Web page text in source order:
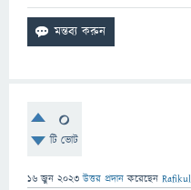
0
টি ভোট
16 জুন 2023 উত্তর প্রদান করেছেন